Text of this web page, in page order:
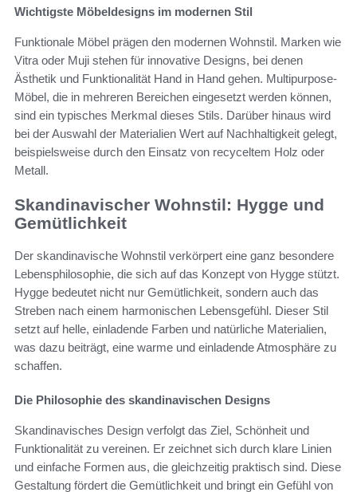
Wichtigste Möbeldesigns im modernen Stil
Funktionale Möbel prägen den modernen Wohnstil. Marken wie
Vitra oder Muji stehen für innovative Designs, bei denen
Ästhetik und Funktionalität Hand in Hand gehen. Multipurpose-
Möbel, die in mehreren Bereichen eingesetzt werden können,
sind ein typisches Merkmal dieses Stils. Darüber hinaus wird
bei der Auswahl der Materialien Wert auf Nachhaltigkeit gelegt,
beispielsweise durch den Einsatz von recyceltem Holz oder
Metall.
Skandinavischer Wohnstil: Hygge und
Gemütlichkeit
Der skandinavische Wohnstil verkörpert eine ganz besondere
Lebensphilosophie, die sich auf das Konzept von Hygge stützt.
Hygge bedeutet nicht nur Gemütlichkeit, sondern auch das
Streben nach einem harmonischen Lebensgefühl. Dieser Stil
setzt auf helle, einladende Farben und natürliche Materialien,
was dazu beiträgt, eine warme und einladende Atmosphäre zu
schaffen.
Die Philosophie des skandinavischen Designs
Skandinavisches Design verfolgt das Ziel, Schönheit und
Funktionalität zu vereinen. Er zeichnet sich durch klare Linien
und einfache Formen aus, die gleichzeitig praktisch sind. Diese
Gestaltung fördert die Gemütlichkeit und bringt ein Gefühl von